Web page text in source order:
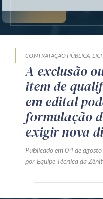
CONTRATAÇÃO PÚBLICA
A exclusão
item de
em edital
formulação
exigir nova
Publicado em 04 de
por Equipe Técnica da